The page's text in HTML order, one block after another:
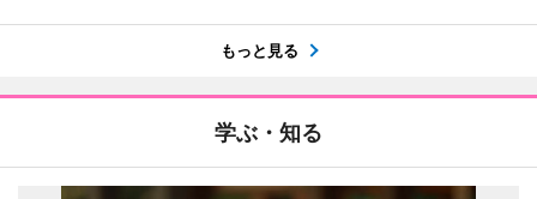
もっと見る
学ぶ・知る